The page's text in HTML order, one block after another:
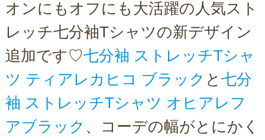
オンにもオフにも大活躍の人気スト
レッチ七分袖Tシャツの新デザイン
追加です♡七分袖 ストレッチTシャ
ツ ティアレカヒコ ブラック と 七分
袖 ストレッチTシャツ オヒアレフ
アブラック 、コーデの幅がとにかく